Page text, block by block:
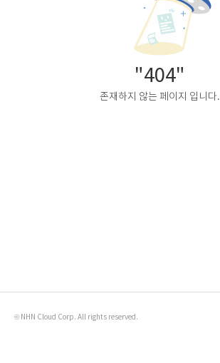
"404"
존재하지 않는 페이지 입니다.
© NHN Cloud Corp. All rights reserved.